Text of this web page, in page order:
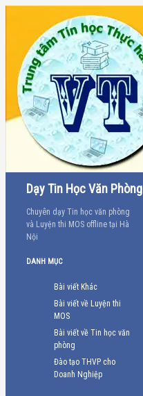
Dạy Tin Học Văn Phòng
kiếm
Chuyên dạy Tin học văn phòng
và Luyện thi MOS offline tại Hà
Nội
DANH MỤC
Bài viết Khác
Bài viết về Luyện thi
MOS
Bài viết về Tin học văn
phòng
Đào tạo THVP cho
Doanh Nghiệp